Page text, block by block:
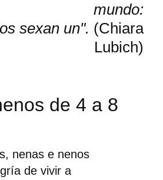
mundo:
sexan un". (Chiara
Lubich)
de 4 a 8
nenas e nenos
de vivir a